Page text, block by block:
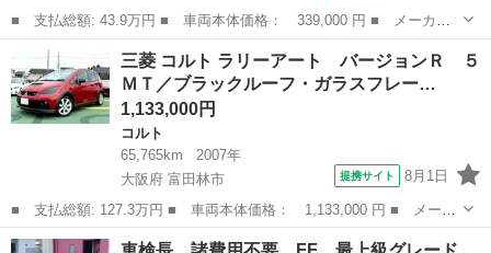
■ 支払総額: 43.9万円 ■ 車両本体価格： 339,000 円 ■ メーカー
名： 三菱 ■ 車種名： コルトプラス ■ グレード名： ラリーア
ート 基本装備 エアコン パワーステアリング パワーウィンド
ウ 運転席エア...
埼玉 比企郡 コルト
三菱 コルト ラリーアート バージョンＲ ５
ＭＴ／ブラックルーフ・ガラスフレー…
1,133,000円
コルト
65,765km
2007年
大阪府 富田林市
提携サイト 8月1日
■ 支払総額: 127.3万円 ■ 車両本体価格： 1,133,000 円 ■ メーカ
ー名： 三菱 ■ 車種名： コルト ■ グレード名： ラリーアー
大阪 富田林市 コルト